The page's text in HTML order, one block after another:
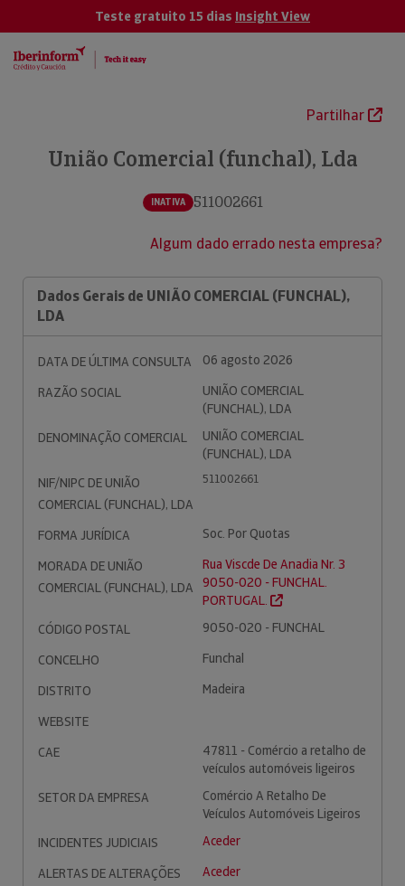
Teste gratuito 15 dias Insight View
Partilhar
União Comercial (funchal), Lda
INATIVA 511002661
Algum dado errado nesta empresa?
Dados Gerais de UNIÃO COMERCIAL (FUNCHAL),
LDA
DATA DE ÚLTIMA CONSULTA
06 agosto 2026
RAZÃO SOCIAL
UNIÃO COMERCIAL
(FUNCHAL), LDA
DENOMINAÇÃO COMERCIAL
UNIÃO COMERCIAL
(FUNCHAL), LDA
NIF/NIPC DE UNIÃO
COMERCIAL (FUNCHAL), LDA
511002661
FORMA JURÍDICA
Soc. Por Quotas
MORADA DE UNIÃO
COMERCIAL (FUNCHAL), LDA
Rua Viscde De Anadia Nr. 3
9050-020 - FUNCHAL.
PORTUGAL.
CÓDIGO POSTAL
9050-020 - FUNCHAL
CONCELHO
Funchal
DISTRITO
Madeira
WEBSITE
CAE
47811 - Comércio a retalho de
veículos automóveis ligeiros
SETOR DA EMPRESA
Comércio A Retalho De
Veículos Automóveis Ligeiros
INCIDENTES JUDICIAIS
Aceder
ALERTAS DE ALTERAÇÕES
Aceder